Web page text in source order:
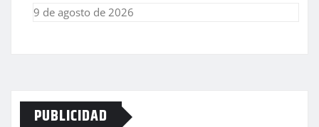
9 de agosto de 2026
PUBLICIDAD